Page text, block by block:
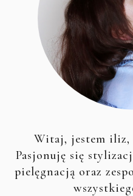
Witaj, jestem iliz,
Pasjonuję się
pielęgnacją oraz